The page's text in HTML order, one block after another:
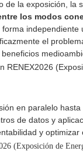
de la exposición, la
los modos
el
en paralelo
de datos y
y optimizar